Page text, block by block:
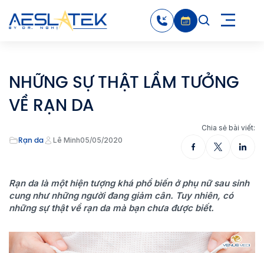
NHỮNG SỰ THẬT LẦM TƯỞNG
VỀ RẠN DA
Rạn da Lê Minh05/05/2020
Chia sẻ bài viết:
Rạn da là một hiện tượng khá phổ biến ở phụ nữ sau sinh
cung như những người đang giảm cân. Tuy nhiên, có
những sự thật về rạn da mà bạn chưa được biết.